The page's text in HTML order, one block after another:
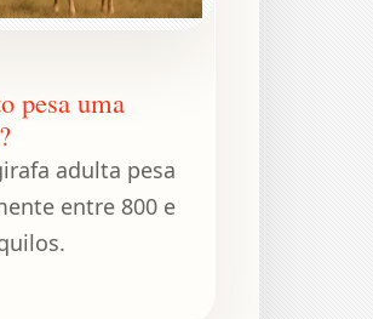
pesa uma
adulta pesa
entre 800 e